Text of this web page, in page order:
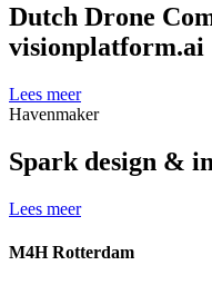
Dutch Drone
visionplatform.ai
Lees meer
Havenmaker
Spark design &
Lees meer
M4H Rotterdam